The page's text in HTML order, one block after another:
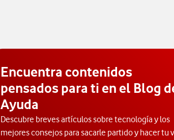
Encuentra contenidos
pensados para ti en el Blog
Ayuda
Descubre breves artículos sobre tecnología y los
mejores consejos para sacarle partido y hacer tu